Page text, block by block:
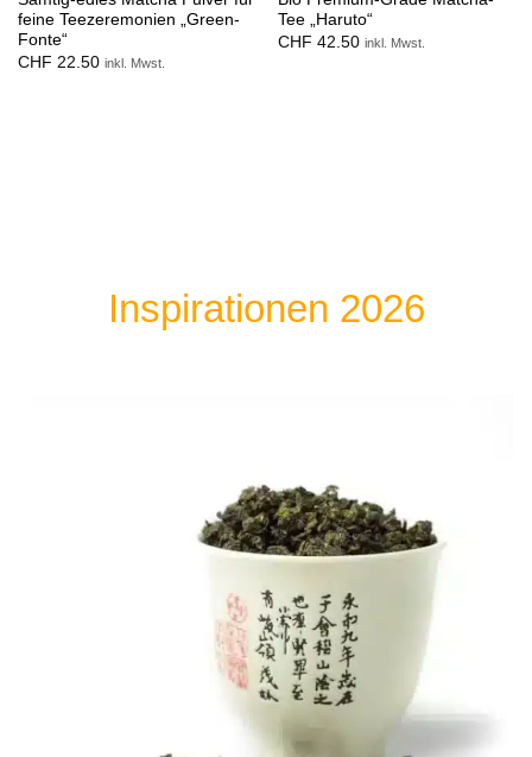
feine Teezeremonien „Green-
Fonte“
CHF 22.50 inkl. Mwst.
Tee „Haruto“
CHF 42.50 inkl. Mwst.
Inspirationen 2026